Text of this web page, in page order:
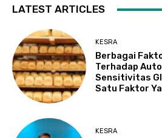
LATEST ARTICLES
KESRA
Berbagai
Terhadap
Sensitivitas
Satu Faktor
KESRA